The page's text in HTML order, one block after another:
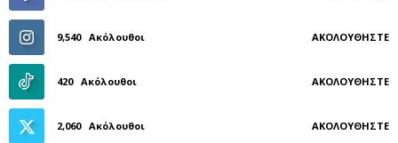
9,540 Ακόλουθοι ΑΚΟΛΟΥΘΉΣΤΕ
420 Ακόλουθοι ΑΚΟΛΟΥΘΉΣΤΕ
2,060 Ακόλουθοι ΑΚΟΛΟΥΘΉΣΤΕ